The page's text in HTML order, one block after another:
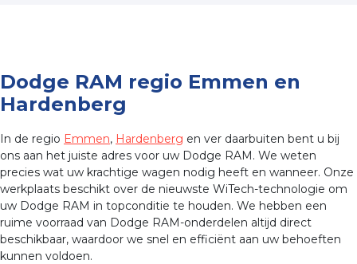
Dodge RAM regio Emmen en
Hardenberg
In de regio Emmen, Hardenberg en ver daarbuiten bent u bij
ons aan het juiste adres voor uw Dodge RAM. We weten
precies wat uw krachtige wagen nodig heeft en wanneer. Onze
werkplaats beschikt over de nieuwste WiTech-technologie om
uw Dodge RAM in topconditie te houden. We hebben een
ruime voorraad van Dodge RAM-onderdelen altijd direct
beschikbaar, waardoor we snel en efficiënt aan uw behoeften
kunnen voldoen.